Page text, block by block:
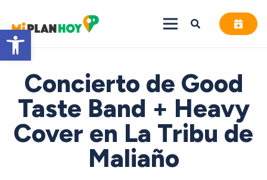
Abrir barra de herramientas
Concierto de Good
Taste Band + Heavy
Cover en La Tribu de
Maliaño